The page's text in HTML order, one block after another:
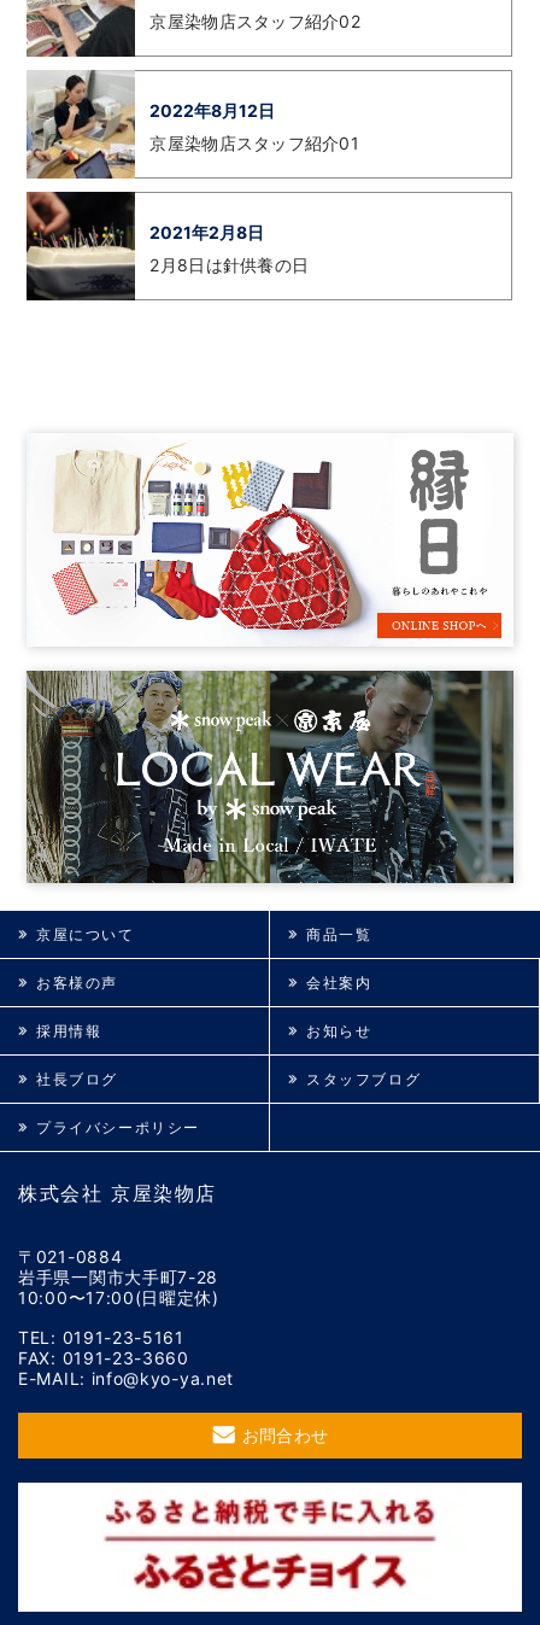
京屋染物店スタッフ紹介02
2022年8月12日
京屋染物店スタッフ紹介01
2021年2月8日
2月8日は針供養の日
株式会社 京屋染物店
〒021-0884
岩手県一関市大手町7-28
10:00〜17:00(日曜定休)
TEL: 0191-23-5161
FAX: 0191-23-3660
E-MAIL: info@kyo-ya.net
お問合わせ
京屋について 商品一覧
お客様の声 会社案内
採用情報 お知らせ
社長ブログ スタッフブログ
プライバシーポリシー